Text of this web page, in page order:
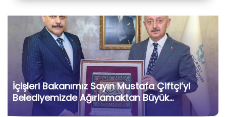
İçişleri Bakanımız Sayın Mustafa Çiftçi’yi
Belediyemizde Ağırlamaktan Büyük
Memnuniyet Duyduk